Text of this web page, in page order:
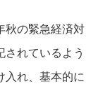
秋の緊急経済対
れているよう
入れ、基本的に